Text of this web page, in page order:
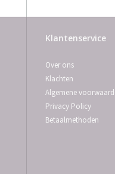
Klantenservice
Over ons
Klachten
Algemene
Privacy Policy
Betaalmethoden